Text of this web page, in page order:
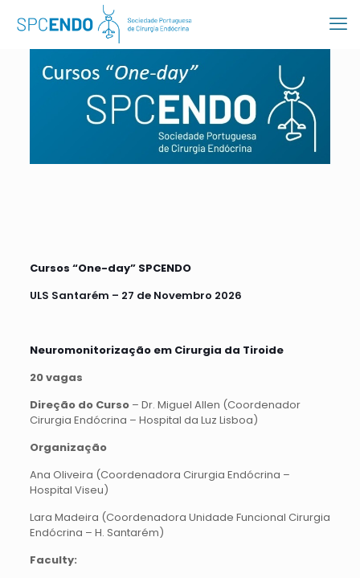
Cursos “One-day” SPCENDO
ULS Santarém – 27 de Novembro 2026
Neuromonitorização em Cirurgia da Tiroide
20 vagas
Direção do Curso– Dr. Miguel Allen (Coordenador
Cirurgia Endócrina – Hospital da Luz Lisboa)
Organização
Ana Oliveira (Coordenadora Cirurgia Endócrina –
Hospital Viseu)
Lara Madeira (Coordenadora Unidade Funcional Cirurgia
Endócrina – H. Santarém)
Faculty: